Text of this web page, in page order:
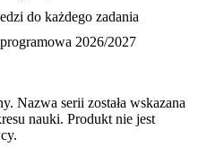
do każdego zadania
2026/2027
Nazwa serii została wskazana
nauki. Produkt nie jest